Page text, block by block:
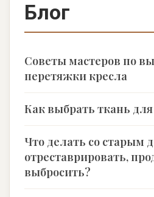
Блог
Советы мастеров по
перетяжки кресла
Как выбрать ткань
Что делать со старым
отреставрировать,
выбросить?